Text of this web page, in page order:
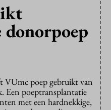
donorpoep
VUmc poep gebruikt van
Een poeptransplantatie
met een hardnekkige,